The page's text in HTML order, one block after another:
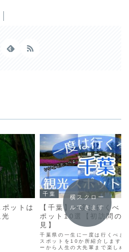
ットは
千葉
【千葉】一度は行くべ
ポット10選【初訪問の
見】
千葉県の一生に一度は行くべき
スポットを10か所紹介します！
ーから人生の大先輩まで楽しめ
横スクロー
ルできます